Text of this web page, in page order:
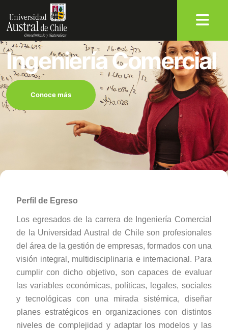
Ingeniería Comercial
Conoce más
Perfil de Egreso
Los egresados de la carrera de Ingeniería Comercial
de la Universidad Austral de Chile son profesionales
del área de la gestión de empresas, formados con una
visión integral, multidisciplinaria e internacional. Para
cumplir con dicho objetivo, son capaces de evaluar
las variables económicas, políticas, legales, sociales
y tecnológicas con una mirada sistémica, diseñar
planes estratégicos en organizaciones con distintos
niveles de complejidad y adaptar los modelos y las